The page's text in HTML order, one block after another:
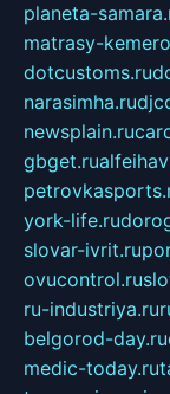
planeta-
matrasy-
dotcustoms.ru
narasimha.ru
newsplain.ru
gbget.ru
york-life.ru
slovar-ivrit.ru
ovucontrol.ru
ru-industriya.ru
belgorod-day.ru
medic-today.ru